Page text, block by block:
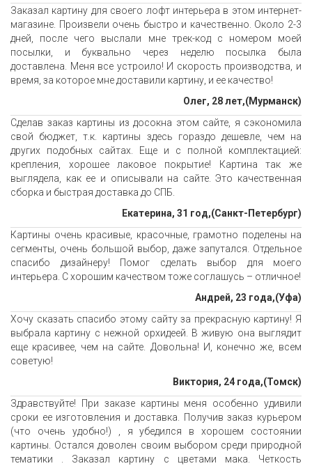
Заказал картину для своего лофт интерьера в этом интернет-
магазине. Произвели очень быстро и качественно. Около 2-3
дней, после чего выслали мне трек-код с номером моей
посылки, и буквально через неделю посылка была
доставлена. Меня все устроило! И скорость производства, и
время, за которое мне доставили картину, и ее качество!
Олег, 28 лет,(Мурманск)
Сделав заказ картины из досокна этом сайте, я сэкономила
свой бюджет, т.к. картины здесь гораздо дешевле, чем на
других подобных сайтах. Еще и с полной комплектацией:
крепления, хорошее лаковое покрытие! Картина так же
выглядела, как ее и описывали на сайте. Это качественная
сборка и быстрая доставка до СПБ.
Екатерина, 31 год,(Санкт-Петербург)
Картины очень красивые, красочные, грамотно поделены на
сегменты, очень большой выбор, даже запутался. Отдельное
спасибо дизайнеру! Помог сделать выбор для моего
интерьера. С хорошим качеством тоже соглашусь – отличное!
Андрей, 23 года,(Уфа)
Хочу сказать спасибо этому сайту за прекрасную картину! Я
выбрала картину с нежной орхидеей. В живую она выглядит
еще красивее, чем на сайте. Довольна! И, конечно же, всем
советую!
Виктория, 24 года,(Томск)
Здравствуйте! При заказе картины меня особенно удивили
сроки ее изготовления и доставка. Получив заказ курьером
(что очень удобно!) , я убедился в хорошем состоянии
картины. Остался доволен своим выбором среди природной
тематики . Заказал картину с цветами мака. Четкость